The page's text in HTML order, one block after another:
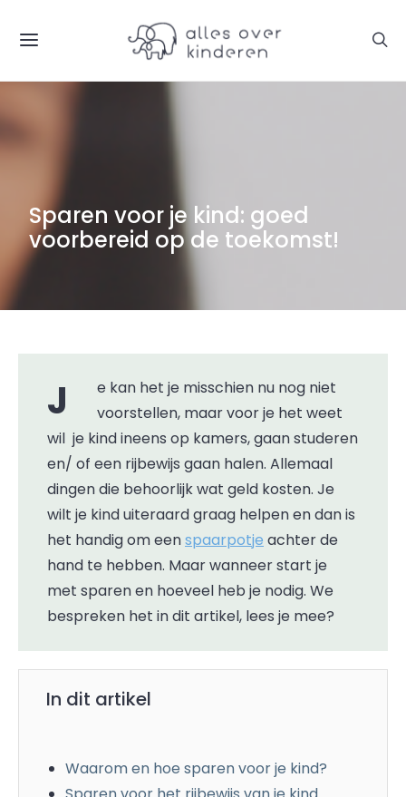
Sparen voor je kind: goed
voorbereid op de toekomst!
Je kan het je misschien nu nog niet
voorstellen, maar voor je het weet
wil je kind ineens op kamers, gaan studeren
en/ of een rijbewijs gaan halen. Allemaal
dingen die behoorlijk wat geld kosten. Je
wilt je kind uiteraard graag helpen en dan is
het handig om eenspaarpotje achter de
hand te hebben. Maar wanneer start je
met sparen en hoeveel heb je nodig. We
bespreken het in dit artikel, lees je mee?
In dit artikel
Waarom en hoe sparen voor je kind?